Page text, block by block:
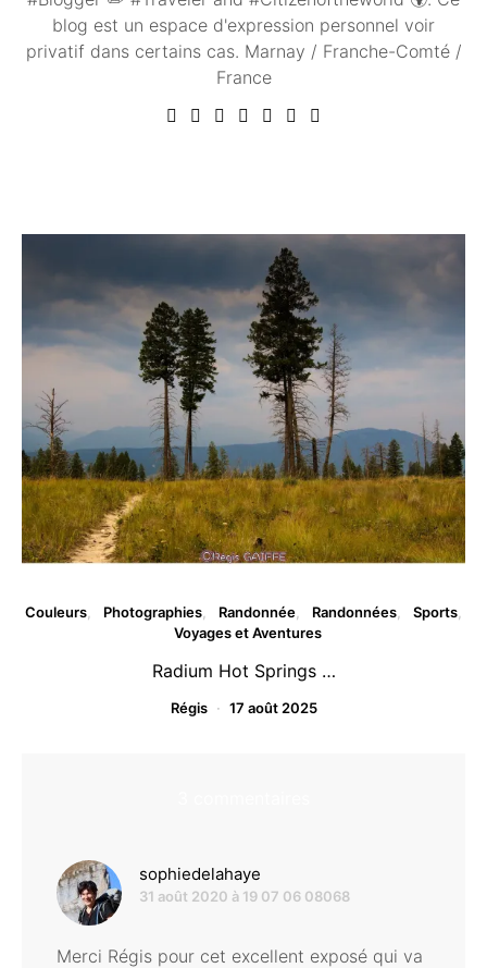
blog est un espace d'expression personnel voir
privatif dans certains cas. Marnay / Franche-Comté /
France
Couleurs Photographies Randonnée Randonnées
Sports
Voyages et Aventures
Radium Hot Springs …
Régis 17 août 2025
sophiedelahaye
31 août 2020 à 19 07 06 08068
Merci Régis pour cet excellent exposé qui va